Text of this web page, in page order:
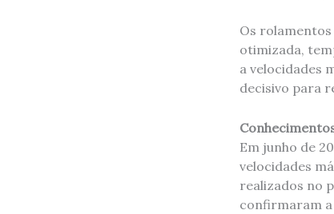
Os
otimizada,
a velocidades
decisivo para
Em junho de
velocidades
realizados no
confirmaram